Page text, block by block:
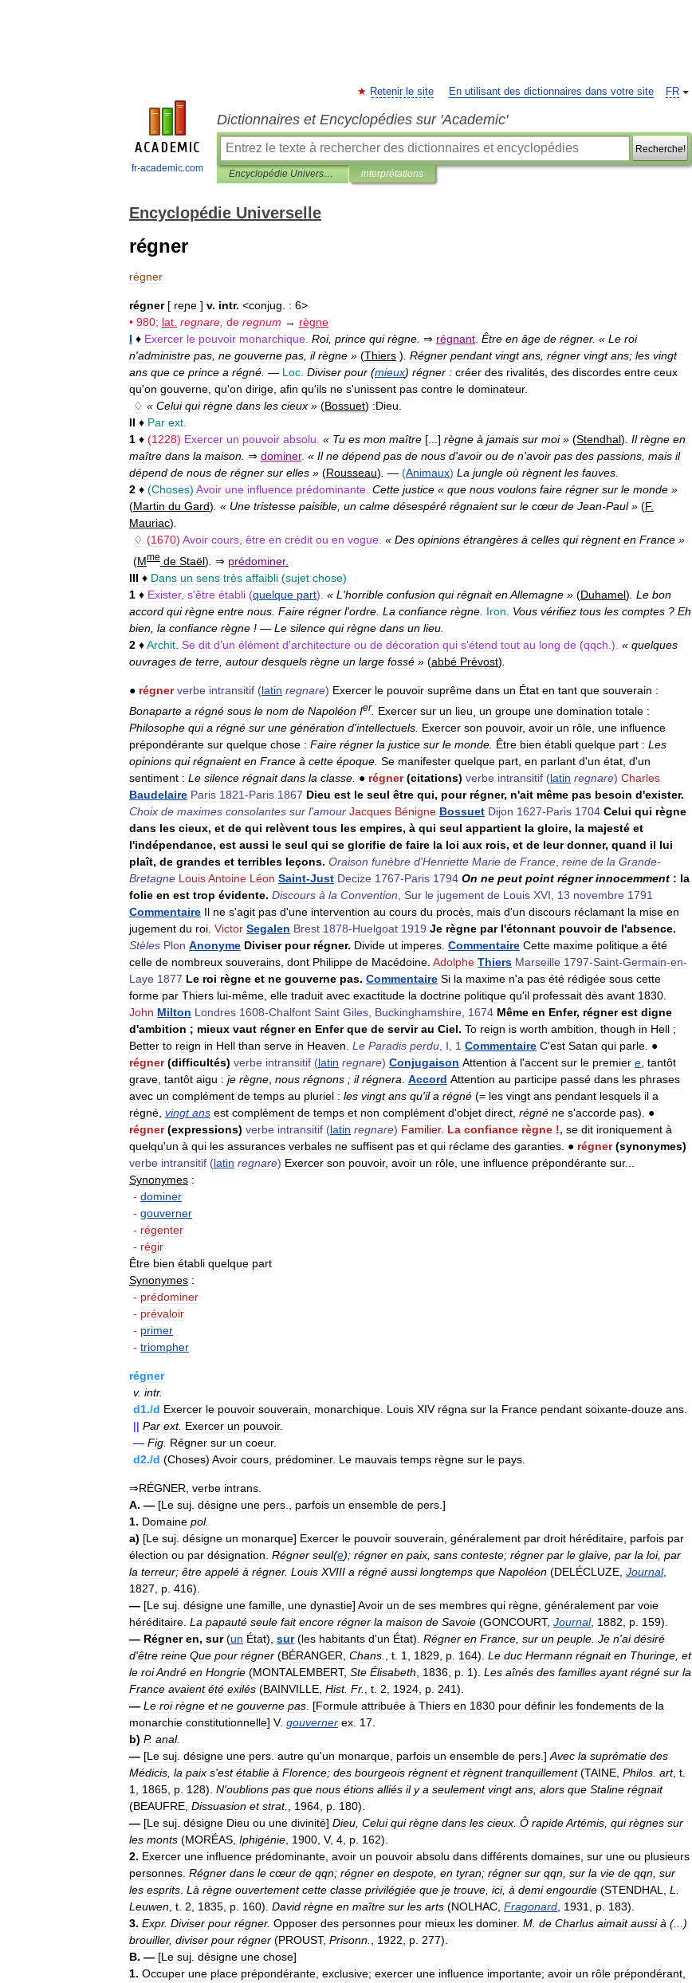
fr-academic.com
FR
Retenir le site En utilisant des dictionnaires dans votre site
Dictionnaires et Encyclopédies sur 'Academic'
Recherche!
Encyclopédie Universelle interprétations
Encyclopédie Universelle
régner
régner
régner[ reɲe ] v. intr. <conjug : 6>
• 980; lat regnare de regnum → règne
I ♦ Exercer le pouvoir monarchique Roi, prince qui règne ⇒ régnant Être en âge de régner. « Le roi
n'administre pas ne gouverne pas il règne » (Thiers ) Régner pendant vingt ans régner vingt ans; les vingt
ans que ce prince a régné — Loc Diviser pour (mieux) régner : créer des rivalités des discordes entre ceux
qu'on gouverne qu'on dirige afin qu'ils ne s'unissent pas contre le dominateur.
♢ « Celui qui règne dans les cieux » (Bossuet) :Dieu
II ♦ Par ext
1 ♦ (1228) Exercer un pouvoir absolu « Tu es mon maître [...] règne à jamais sur moi» (Stendhal) Il règne en
maître dans la maison ⇒ dominer. « Il ne dépend pas de nous d'avoir ou de n'avoir pas des passions mais il
dépend de nous de régner sur elles » (Rousseau) — (Animaux) La jungle où règnent les fauves
2 ♦ (Choses) Avoir une influence prédominante Cette justice « que nous voulons faire régner sur le monde »
(Martin du Gard) . « Une tristesse paisible un calme désespéré régnaient sur le cœur de Jean-Paul» (F.
Mauriac)
♢ (1670) Avoir cours être en crédit ou en vogue « Des opinions étrangères à celles qui règnent en France »
(Mme de Staël) ⇒ prédominer.
III ♦ Dans un sens très affaibli (sujet chose)
1 ♦ Exister, s'être établi (quelque part). « L 'horrible confusion qui régnait enAllemagne » (Duhamel) Le bon
accord qui règne entre nous Faire régner l'ordre La confiance règne Iron Vous vérifiez tous les comptes ? Eh
bien la confiance règne ! — Le silence qui règne dans un lieu
2 ♦Archit Se dit d'un élément d'architecture ou de décoration qui s'étend tout au long de (qqch .). « quelques
ouvrages de terre autour desquels règne un large fossé » (abbé Prévost)
● régner verbe intransitif (latin regnare) Exercer le pouvoir suprême dans un État en tant que souverain :
Bonaparte a régné sous le nom de Napoléon Ier. Exercer sur un lieu un groupe une domination totale :
Philosophe qui a régné sur une génération d'intellectuels. Exercer son pouvoir, avoir un rôle, une influence
prépondérante sur quelque chose : Faire régner la justice sur le monde. Être bien établi quelque part : Les
opinions qui régnaient en France à cette époque. Se manifester quelque part, en parlant d'un état, d'un
sentiment : Le silence régnait dans la classe. ● régner(citations) verbe intransitif (latin regnare) Charles
Baudelaire Paris 1821-Paris 1867 Dieu est le seul être qui, pour régner, n'ait même pas besoin d'exister.
Choix de maximes consolantes sur l'amour Jacques Bénigne Bossuet Dijon 1627-Paris 1704 Celui qui règne
dans les cieux, et de qui relèvent tous les empires, à qui seul appartient la gloire, la majesté et
l'indépendance, est aussi le seul qui se glorifie de faire la loi aux rois, et de leur donner, quand il lui
plaît, de grandes et terribles leçons. Oraison funèbre d'Henriette Marie de France, reine de la Grande-
Bretagne LouisAntoine Léon Saint-Just Decize 1767-Paris 1794 On ne peut point régner innocemment : la
folie en est trop évidente. Discours à la Convention, Sur le jugement de Louis XVI, 13 novembre 1791
Commentaire Il ne s'agit pas d'une intervention au cours du procès, mais d'un discours réclamant la mise en
jugement du roi. Victor Segalen Brest 1878-Huelgoat 1919 Je règne par l'étonnant pouvoir de l'absence.
Stèles Plon Anonyme Diviser pour régner. Divide ut imperes. Commentaire Cette maxime politique a été
celle de nombreux souverains, dont Philippe de Macédoine. Adolphe Thiers Marseille 1797-Saint-Germain-en-
Laye 1877 Le roi règne et ne gouverne pas. Commentaire Si la maxime n'a pas été rédigée sous cette
forme par Thiers lui-même, elle traduit avec exactitude la doctrine politique qu'il professait dès avant 1830.
John Milton Londres 1608-Chalfont Saint Giles, Buckinghamshire, 1674 Même en Enfer, régner est digne
d'ambition ; mieux vaut régner en Enfer que de servir au Ciel. To reign is worth ambition, though in Hell ;
Better to reign in Hell than serve in Heaven. Le Paradis perdu, I, 1 Commentaire C'est Satan qui parle. ●
régner(difficultés) verbe intransitif (latin regnare) Conjugaison Attention à l'accent sur le premier e, tantôt
grave, tantôt aigu : je règne, nous régnons ; il régnera. Accord Attention au participe passé dans les phrases
avec un complément de temps au pluriel : les vingt ans qu'il a régné (= les vingt ans pendant lesquels il a
régné, vingt ans est complément de temps et non complément d'objet direct, régné ne s'accorde pas). ●
régner(expressions) verbe intransitif (latin regnare) Familier. La confiance règne !, se dit ironiquement à
quelqu'un à qui les assurances verbales ne suffisent pas et qui réclame des garanties. ● régner(synonymes)
verbe intransitif (latin regnare) Exercer son pouvoir, avoir un rôle, une influence prépondérante sur...
Synonymes :
- dominer
- gouverner
- régenter
- régir
Être bien établi quelque part
Synonymes :
- prédominer
- prévaloir
- primer
- triompher
régner
v. intr.
d1./d Exercer le pouvoir souverain, monarchique. Louis XIV régna sur la France pendant soixante-douze ans.
|| Par ext. Exercer un pouvoir.
— Fig. Régner sur un coeur.
d2./d (Choses) Avoir cours, prédominer. Le mauvais temps règne sur le pays.
⇒RÉGNER, verbe intrans.
A. — [Le suj. désigne une pers., parfois un ensemble de pers.]
1. Domaine pol.
a) [Le suj. désigne un monarque] Exercer le pouvoir souverain, généralement par droit héréditaire, parfois par
élection ou par désignation. Régner seul(e); régner en paix, sans conteste; régner par le glaive, par la loi, par
la terreur; être appelé à régner. Louis XVIII a régné aussi longtemps que Napoléon (DELÉCLUZE, Journal,
1827, p. 416).
— [Le suj. désigne une famille, une dynastie] Avoir un de ses membres qui règne, généralement par voie
héréditaire. La papauté seule fait encore régner la maison de Savoie (GONCOURT, Journal, 1882, p. 159).
— Régner en, sur(un État), sur(les habitants d'un État). Régner en France, sur un peuple. Je n'ai désiré
d'être reine Que pour régner (BÉRANGER, Chans., t. 1, 1829, p. 164). Le duc Hermann régnait en Thuringe, et
le roiAndré en Hongrie (MONTALEMBERT, Ste Élisabeth, 1836, p. 1). Les aînés des familles ayant régné sur la
France avaient été exilés (BAINVILLE, Hist. Fr., t. 2, 1924, p. 241).
— Le roi règne et ne gouverne pas. [Formule attribuée à Thiers en 1830 pour définir les fondements de la
monarchie constitutionnelle] V. gouverner ex. 17.
b) P. anal.
— [Le suj. désigne une pers. autre qu'un monarque, parfois un ensemble de pers.]Avec la suprématie des
Médicis, la paix s'est établie à Florence; des bourgeois règnent et règnent tranquillement(TAINE, Philos. art, t.
1, 1865, p. 128). N'oublions pas que nous étions alliés il y a seulement vingt ans, alors que Staline régnait
(BEAUFRE, Dissuasion et strat., 1964, p. 180).
— [Le suj. désigne Dieu ou une divinité] Dieu, Celui qui règne dans les cieux. Ô rapideArtémis, qui règnes sur
les monts (MORÉAS, Iphigénie, 1900, V, 4, p. 162).
2. Exercer une influence prédominante, avoir un pouvoir absolu dans différents domaines, sur une ou plusieurs
personnes. Régner dans le cœur de qqn; régner en despote, en tyran; régner sur qqn, sur la vie de qqn, sur
les esprits. Là règne ouvertement cette classe privilégiée que je trouve, ici, à demi engourdie (STENDHAL, L.
Leuwen, t. 2, 1835, p. 160). David règne en maître sur les arts (NOLHAC, Fragonard, 1931, p. 183).
3. Expr. Diviser pour régner. Opposer des personnes pour mieux les dominer. M. de Charlus aimait aussi à (...)
brouiller, diviser pour régner (PROUST, Prisonn., 1922, p. 277).
B. — [Le suj. désigne une chose]
1. Occuper une place prépondérante, exclusive; exercer une influence importante; avoir un rôle prépondérant,